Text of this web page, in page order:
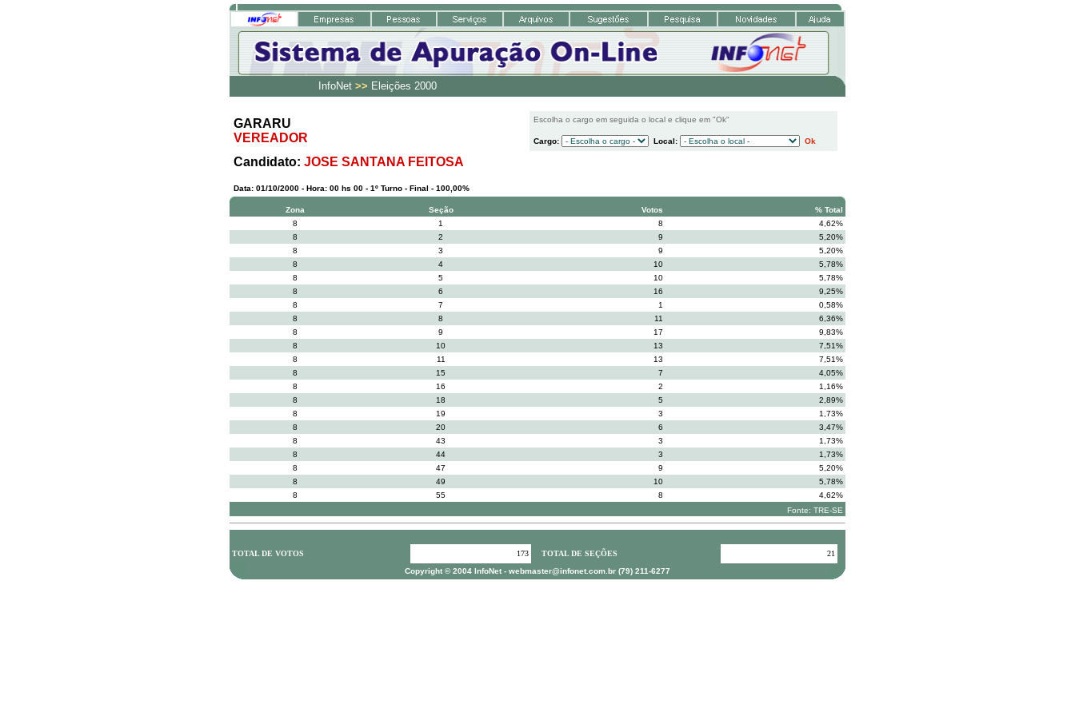
InfoNet >> Eleições 2000
GARARU
VEREADOR
Escolha o cargo em seguida o local e clique em "Ok"
Cargo: Local: Ok
Candidato: JOSE SANTANA FEITOSA
Data: 01/10/2000 - Hora: 00 hs 00 - 1º Turno - Final - 100,00%
Zona Seção Votos
% Total
8
1 8
4,62%
8
2 9
5,20%
8
3 9
5,20%
8
4 10
5,78%
8
5 10
5,78%
8
6 16
9,25%
8
7 1
0,58%
8
8 11
6,36%
8
9 17
9,83%
8
10 13
7,51%
8
11 13
7,51%
8
15 7
4,05%
8
16 2
1,16%
8
18 5
2,89%
8
19 3
1,73%
8
20 6
3,47%
8
43 3
1,73%
8
44 3
1,73%
8
47 9
5,20%
8
49 10
5,78%
8
55 8
4,62%
Fonte: TRE-SE
TOTAL DE VOTOS 173 TOTAL DE SEÇÕES
21
Copyright © 2004 InfoNet - webmaster@infonet.com.br (79) 211-6277